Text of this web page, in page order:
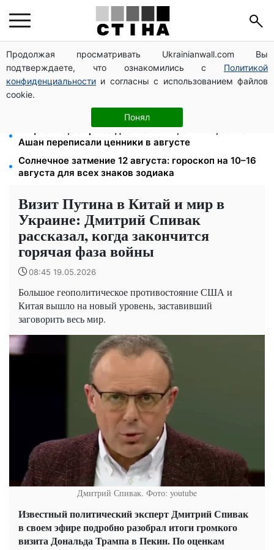
Продолжая просматривать Ukrainianwall.com Вы
подтверждаете, что ознакомились с Политикой
конфиденциальности и согласны с использованием файлов
cookie.
Понял
Бензин от 77,90 грн, дизель до 97,90: цены на
топливо на АЗС 8 августа не изменились
Фейковые сайты сервисных центров МВД:
мошенники выманивают деньги у водителей перед
выездом за границу
Яйца от 19,90 грн за десяток: АТБ, Сильпо, Varus и
Ашан переписали ценники в августе
Солнечное затмение 12 августа: гороскоп на 10–16
августа для всех знаков зодиака
Визит Путина в Китай и мир в
Украине: Дмитрий Спивак
рассказал, когда закончится
горячая фаза войны
08:45 19.05.2026
Большое геополитическое противостояние США и
Китая вышло на новый уровень, заставивший
заговорить весь мир.
Дмитрий Спивак. Фото: youtube
Известный политический эксперт Дмитрий Спивак
в своем эфире подробно разобрал итоги громкого
визита Дональда Трампа в Пекин. По оценкам